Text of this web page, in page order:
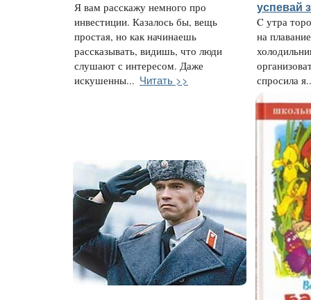
Я вам расскажу немного про
инвестиции. Казалось бы, вещь
простая, но как начинаешь
рассказывать, видишь, что люди
слушают с интересом. Даже
искушенны... Читать >>
успевай
C утра
на
спросила